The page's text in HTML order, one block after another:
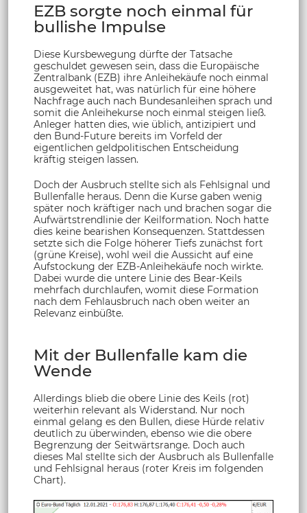
EZB sorgte noch einmal für
bullishe Impulse
Diese Kursbewegung dürfte der Tatsache
geschuldet gewesen sein, dass die Europäische
Zentralbank (EZB) ihre Anleihekäufe noch einmal
ausgeweitet hat, was natürlich für eine höhere
Nachfrage auch nach Bundesanleihen sprach und
somit die Anleihekurse noch einmal steigen ließ.
Anleger hatten dies, wie üblich, antizipiert und
den Bund-Future bereits im Vorfeld der
eigentlichen geldpolitischen Entscheidung
kräftig steigen lassen.
Doch der Ausbruch stellte sich als Fehlsignal und
Bullenfalle heraus. Denn die Kurse gaben wenig
später noch kräftiger nach und brachen sogar die
Aufwärtstrendlinie der Keilformation. Noch hatte
dies keine bearishen Konsequenzen. Stattdessen
setzte sich die Folge höherer Tiefs zunächst fort
(grüne Kreise), wohl weil die Aussicht auf eine
Aufstockung der EZB-Anleihekäufe noch wirkte.
Dabei wurde die untere Linie des Bear-Keils
mehrfach durchlaufen, womit diese Formation
nach dem Fehlausbruch nach oben weiter an
Relevanz einbüßte.
Mit der Bullenfalle kam die
Wende
Allerdings blieb die obere Linie des Keils (rot)
weiterhin relevant als Widerstand. Nur noch
einmal gelang es den Bullen, diese Hürde relativ
deutlich zu überwinden, ebenso wie die obere
Begrenzung der Seitwärtsrange. Doch auch
dieses Mal stellte sich der Ausbruch als Bullenfalle
und Fehlsignal heraus (roter Kreis im folgenden
Chart).